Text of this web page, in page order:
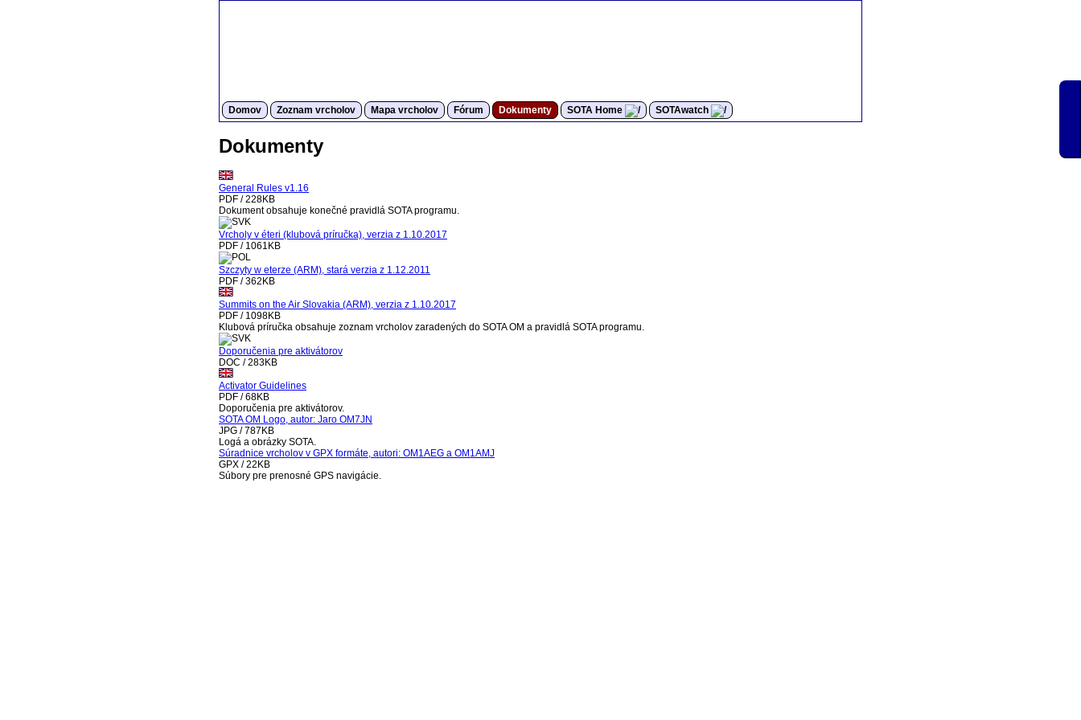
Domov Zoznam vrcholov Mapa vrcholov Fórum Dokumenty SOTA Home SOTAwatch
Dokumenty
General Rules v1.16
PDF / 228KB
Dokument obsahuje konečné pravidlá SOTA programu.
Vrcholy v éteri (klubová príručka), verzia z 1.10.2017
PDF / 1061KB
Szczyty w eterze (ARM), stará verzia z 1.12.2011
PDF / 362KB
Summits on the Air Slovakia (ARM), verzia z 1.10.2017
PDF / 1098KB
Klubová príručka obsahuje zoznam vrcholov zaradených do SOTA OM a pravidlá SOTA programu.
Doporučenia pre aktivátorov
DOC / 283KB
Activator Guidelines
PDF / 68KB
Doporučenia pre aktivátorov.
SOTA OM Logo, autor: Jaro OM7JN
JPG / 787KB
Logá a obrázky SOTA.
Súradnice vrcholov v GPX formáte, autori: OM1AEG a OM1AMJ
GPX / 22KB
Súbory pre prenosné GPS navigácie.